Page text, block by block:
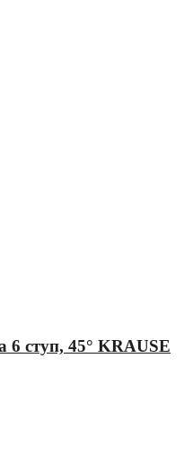
6 ступ, 45° KRAUSE